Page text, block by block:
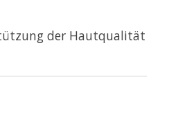
der Hautqualität